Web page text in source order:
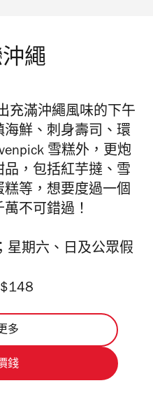
繩
充滿沖繩風味的下午
鮮、刺身壽司、環
雪糕外，更炮
，包括紅芋撻、雪
等，想要度過一個
不可錯過！
星期六、日及公眾假
多
錢